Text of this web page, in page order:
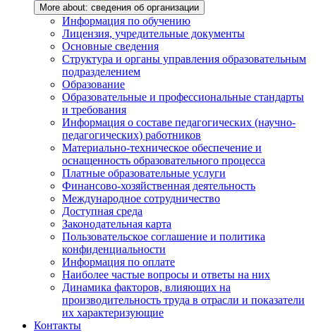
More about: сведения об организации
Информация по обучению
Лицензия, учредительные документы
Основные сведения
Структура и органы управления образовательным
подразделением
Образование
Образовательные и профессиональные стандарты
и требования
Информация о составе педагогических (научно-
педагогических) работников
Материально-техническое обеспечение и
оснащенность образовательного процесса
Платные образовательные услуги
Финансово-хозяйственная деятельность
Международное сотрудничество
Доступная среда
Законодательная карта
Пользовательское соглашение и политика
конфиденциальности
Информация по оплате
Наиболее частые вопросы и ответы на них
Динамика факторов, влияющих на
производительность труда в отрасли и показатели
их характеризующие
Контакты